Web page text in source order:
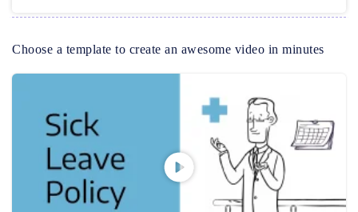
Choose a template to create an awesome video in minutes